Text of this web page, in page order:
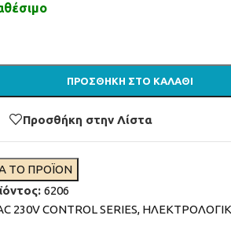
ΠΡΟΣΘΉΚΗ ΣΤΟ ΚΑΛΆΘΙ
Προσθήκη στην Λίστα
ΤΟ ΠΡΟΪΟΝ
6206
230V CONTROL SERIES,